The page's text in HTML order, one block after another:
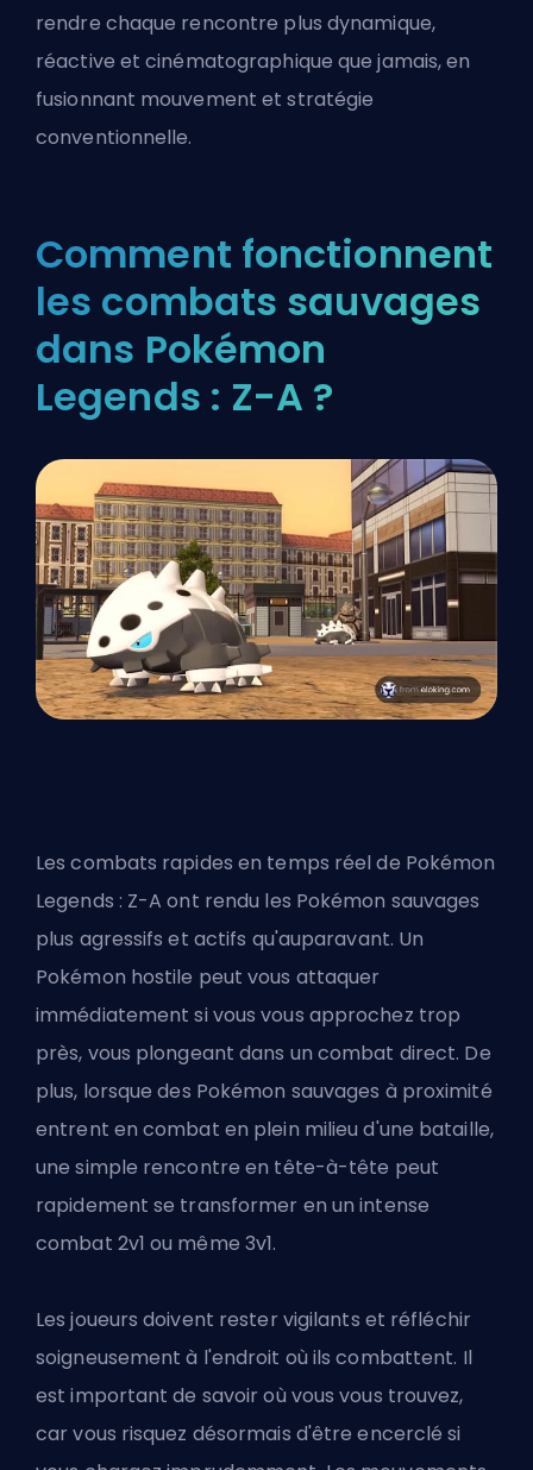
rendre chaque rencontre plus dynamique,
réactive et cinématographique que jamais, en
fusionnant mouvement et stratégie
conventionnelle.
Comment fonctionnent
les combats sauvages
dans Pokémon
Legends : Z-A ?
Les combats rapides en temps réel de Pokémon
Legends : Z-A ont rendu les Pokémon sauvages
plus agressifs et actifs qu'auparavant. Un
Pokémon hostile peut vous attaquer
immédiatement si vous vous approchez trop
près, vous plongeant dans un combat direct. De
plus, lorsque des Pokémon sauvages à proximité
entrent en combat en plein milieu d'une bataille,
une simple rencontre en tête-à-tête peut
rapidement se transformer en un intense
combat 2v1 ou même 3v1.
Les joueurs doivent rester vigilants et réfléchir
soigneusement à l'endroit où ils combattent. Il
est important de savoir où vous vous trouvez,
car vous risquez désormais d'être encerclé si